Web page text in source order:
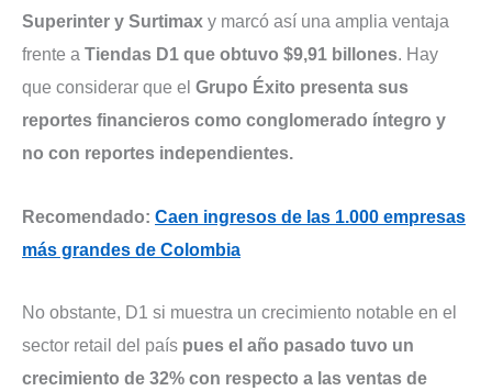
Superinter y Surtimax y marcó así una amplia ventaja
frente a Tiendas D1 que obtuvo $9,91 billones. Hay
que considerar que el Grupo Éxito presenta sus
reportes financieros como conglomerado íntegro y
no con reportes independientes.
Recomendado: Caen ingresos de las 1.000 empresas
más grandes de Colombia
No obstante, D1 si muestra un crecimiento notable en el
sector retail del país pues el año pasado tuvo un
crecimiento de 32% con respecto a las ventas de